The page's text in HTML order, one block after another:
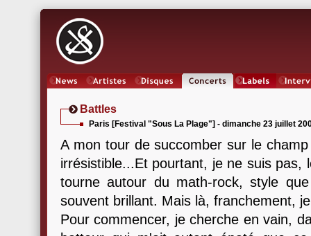
Battles
Paris [Festival "Sous La Plage"] - dimanche 23 juillet
A mon tour de succomber sur le
irrésistible...Et pourtant, je ne suis
tourne autour du math-rock, style
souvent brillant. Mais là, franchement,
Pour commencer, je cherche en vain,